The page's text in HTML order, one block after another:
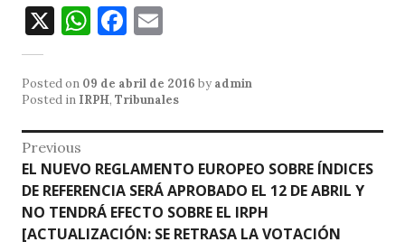
X W
at
s
A
p
p
F
c
e
b
o
o
k
ai
l
Posted on 09 de abril de 2016 by admin
Posted in IRPH, Tribunales
Navegación
de
entradas
Previous
Previous
post:
EL NUEVO REGLAMENTO EUROPEO SOBRE ÍNDICES
DE REFERENCIA SERÁ APROBADO EL 12 DE ABRIL Y
NO TENDRÁ EFECTO SOBRE EL IRPH
[ACTUALIZACIÓN: SE RETRASA LA VOTACIÓN